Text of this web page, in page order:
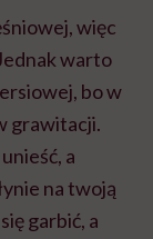
więc
warto
bo w
grawitacji.
a
na twoją
garbić, a